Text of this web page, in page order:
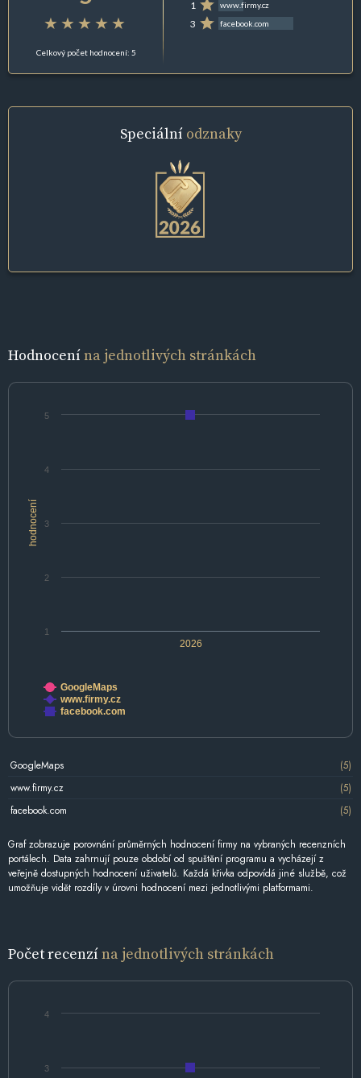
Celkový počet hodnocení: 5
1 www.firmy.cz
3 facebook.com
Speciální odznaky
Hodnocenína jednotlivých stránkách
hodnocení
2026
1
2
3
4
5
GoogleMaps
www.firmy.cz
facebook.com
GoogleMaps
(5)
www.firmy.cz
(5)
facebook.com
(5)
Graf zobrazuje porovnání průměrných hodnocení firmy na vybraných recenzních
portálech. Data zahrnují pouze období od spuštění programu a vycházejí z
veřejně dostupných hodnocení uživatelů. Každá křivka odpovídá jiné službě, což
umožňuje vidět rozdíly v úrovni hodnocení mezi jednotlivými platformami.
Počet recenzína jednotlivých stránkách
3
4